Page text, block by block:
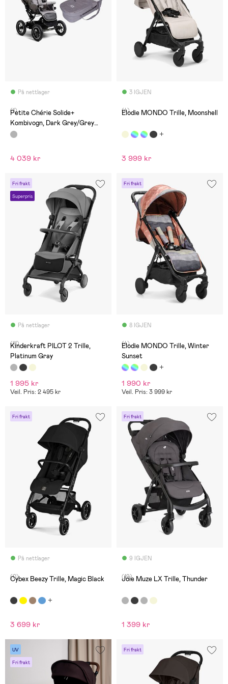
På nettlager
(1)
Petite Chérie Solide+
Kombivogn, Dark Grey/Grey
Melange
4 039 kr
3 IGJEN
(4)
Elodie MONDO Trille, Moonshell
3 999 kr
Fri frakt
Superpris
På nettlager
(11)
Kinderkraft PILOT 2 Trille,
Platinum Gray
1 995 kr
Veil. Pris: 2 495 kr
Fri frakt
8 IGJEN
(4)
Elodie MONDO Trille, Winter
Sunset
1 990 kr
Veil. Pris: 3 999 kr
Fri frakt
På nettlager
(0)
Cybex Beezy Trille, Magic Black
3 699 kr
Fri frakt
9 IGJEN
(19)
Joie Muze LX Trille, Thunder
1 399 kr
UV
Fri frakt
Fri frakt